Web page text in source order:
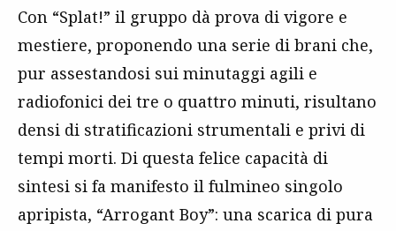
Con “Splat!” il gruppo dà prova di vigore e
mestiere, proponendo una serie di brani che,
pur assestandosi sui minutaggi agili e
radiofonici dei tre o quattro minuti, risultano
densi di stratificazioni strumentali e privi di
tempi morti. Di questa felice capacità di
sintesi si fa manifesto il fulmineo singolo
apripista, “Arrogant Boy”: una scarica di pura